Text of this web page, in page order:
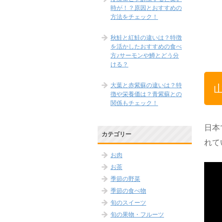
日
れて
時が！？原因とおすすめの
方法をチェック！
秋鮭と紅鮭の違いは？特徴
を活かしたおすすめの食べ
方♪サーモンや鱒とどう分
ける？
大葉と赤紫蘇の違いは？特
徴や栄養価は？青紫蘇との
関係もチェック！
カテゴリー
お肉
お茶
季節の野菜
季節の食べ物
旬のスイーツ
旬の果物・フルーツ